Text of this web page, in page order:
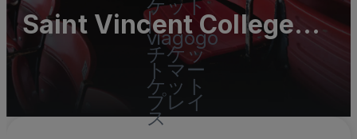
ケット
|
viagogo
チケッ
トマー
ケット
プレイ
ス
Saint Vincent College
Parking Lots (InActive)